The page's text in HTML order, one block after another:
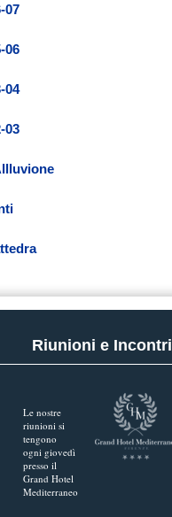
07
06
04
03
Riunioni e Incontri
Le nostre
riunioni si
tengono
ogni giovedì
presso il
Grand Hotel
Mediterraneo